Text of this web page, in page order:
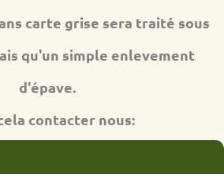
carte grise sera traité sous
qu'un simple enlevement
d'épave.
contacter nous: